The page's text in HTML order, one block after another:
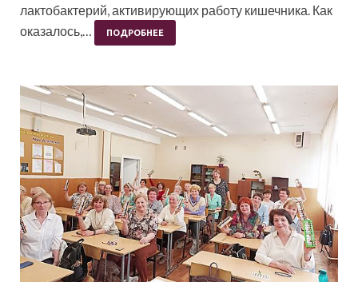
лактобактерий, активирующих работу кишечника. Как
оказалось,…
ПОДРОБНЕЕ